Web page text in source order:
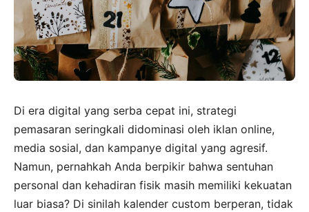
Di era digital yang serba cepat ini, strategi
pemasaran seringkali didominasi oleh iklan online,
media sosial, dan kampanye digital yang agresif.
Namun, pernahkah Anda berpikir bahwa sentuhan
personal dan kehadiran fisik masih memiliki kekuatan
luar biasa? Di sinilah kalender custom berperan, tidak